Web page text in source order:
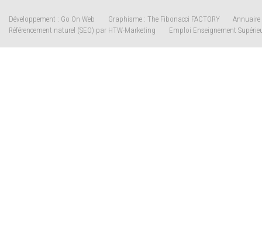
Développement : Go On Web Graphisme : The Fibonacci FACTORY
Annuaire
Référencement naturel (SEO) par HTW-Marketing
Emploi Enseignement